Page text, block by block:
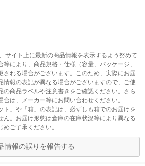
サイト上に最新の商品情報を表示するよう努めて
等により、商品規格・仕様（容量、パッケージ、
される場合がございます。このため、実際にお届
情報の表記が異なる場合がございますので、ご使
の商品ラベルや注意書きをご確認ください。さら
合は、メーカー等にお問い合わせください。
ト」や「箱」の表記は、必ずしも箱でのお届けを
ん。お届け形態は倉庫の在庫状況等により異なる
ご了承ください。
情報の誤りを報告する